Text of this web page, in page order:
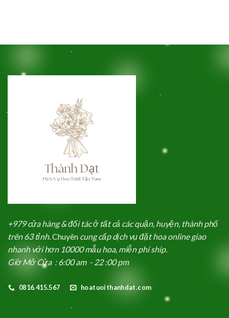
+979 cửa hàng & đối tác ở tất cả các quận, huyện, thành phố
trên 63 tỉnh.Chuyên cung cấp dịch vụ đặt hoa online giao
nhanh với hơn 10000 mẫu hoa, miễn phí ship.
Giờ Mở Cửa : 6:00 am - 22 :00 pm
0816.415.567 hoatuoithanhdat.com